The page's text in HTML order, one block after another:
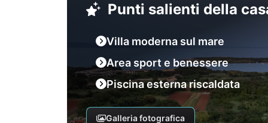
Punti salienti della
Villa moderna sul mare
Area sport e benessere
Piscina esterna riscaldata
Galleria fotografica